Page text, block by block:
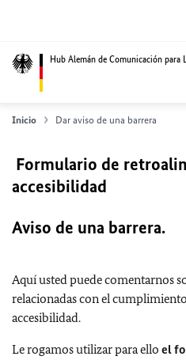
Hub Alemán de Comunicación para
Inicio Dar aviso de una barrera
Formulario de
accesibilidad
Aviso de una barrera.
Aquí usted puede comentarnos
relacionadas con el
accesibilidad.
Le rogamos utilizar para ello el